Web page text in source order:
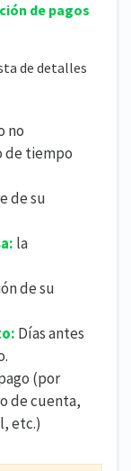
de pagos
de detalles
no
de tiempo
de su
la
de su
Días antes
(por
de cuenta,
etc.)